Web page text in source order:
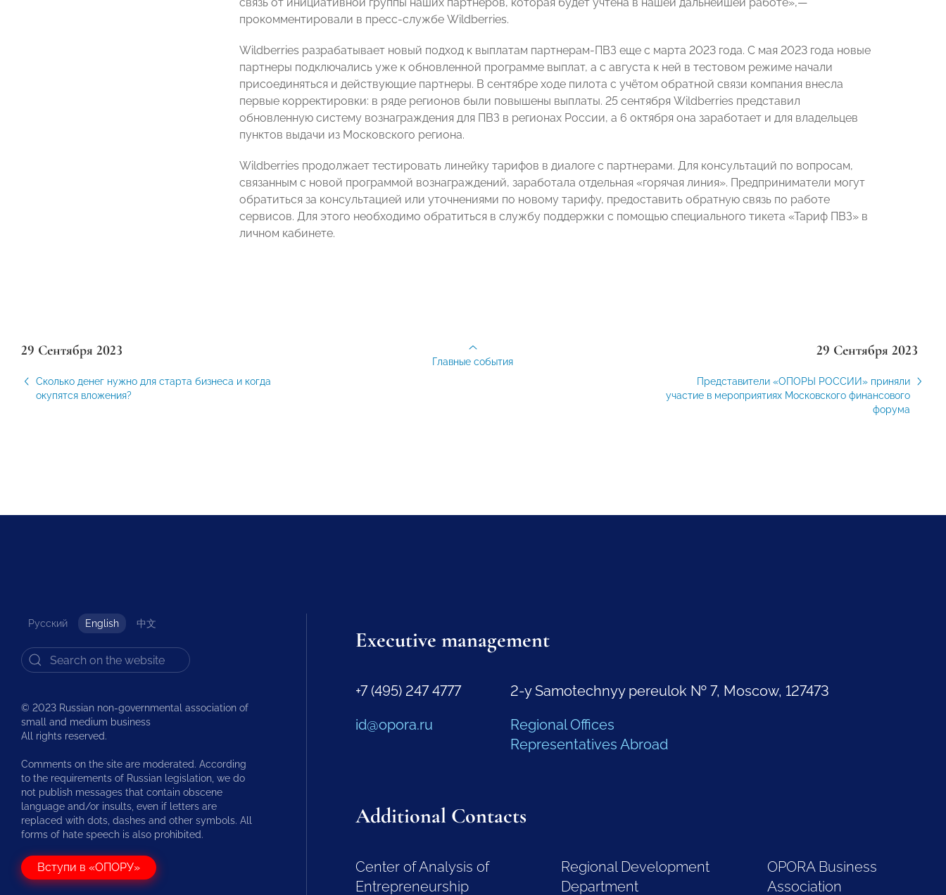
прокомментировали в пресс-службе Wildberries.
Wildberries разрабатывает новый подход к выплатам партнерам-ПВЗ еще с марта 2023 года. С мая 2023 года новые
партнеры подключались уже к обновленной программе выплат, а с августа к ней в тестовом режиме начали
присоединяться и действующие партнеры. В сентябре ходе пилота с учётом обратной связи компания внесла
первые корректировки: в ряде регионов были повышены выплаты. 25 сентября Wildberries представил
обновленную систему вознаграждения для ПВЗ в регионах России, а 6 октября она заработает и для владельцев
пунктов выдачи из Московского региона.
Wildberries продолжает тестировать линейку тарифов в диалоге с партнерами. Для консультаций по вопросам,
связанным с новой программой вознаграждений, заработала отдельная «горячая линия». Предприниматели могут
обратиться за консультацией или уточнениями по новому тарифу, предоставить обратную связь по работе
сервисов. Для этого необходимо обратиться в службу поддержки с помощью специального тикета «Тариф ПВЗ» в
личном кабинете.
29 Сентября 2023
Сколько денег нужно для старта бизнеса и когда
окупятся вложения?
29 Сентября 2023
Представители «ОПОРЫ РОССИИ» приняли
участие в мероприятиях Московского финансового
форума
Главные события
Русский English 中文
© 2023 Russian non-governmental association of
small and medium business
All rights reserved.
Comments on the site are moderated. According
to the requirements of Russian legislation, we do
not publish messages that contain obscene
language and/or insults, even if letters are
replaced with dots, dashes and other symbols. All
forms of hate speech is also prohibited.
Вступи в «ОПОРУ»
Executive management
+7 (495) 247 4777
id@opora.ru
2-y Samotechnyy pereulok № 7, Moscow, 127473
Regional Offices
Representatives Abroad
Additional Contacts
Center of Analysis of
Entrepreneurship
Regional Development
Department
OPORA Business
Association